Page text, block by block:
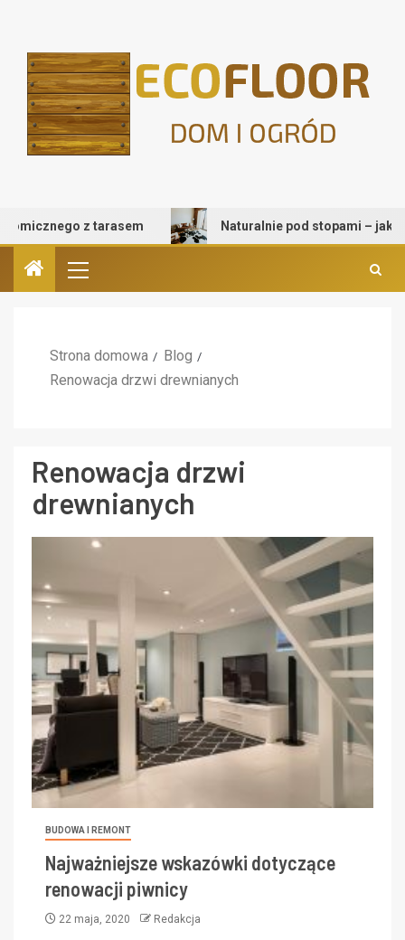
z tarasem Naturalnie pod stopami – jak
Strona domowa
Blog
Renowacja drzwi drewnianych
Renowacja drzwi
drewnianych
BUDOWA I REMONT
Najważniejsze wskazówki dotyczące
renowacji piwnicy
22 maja, 2020 Redakcja